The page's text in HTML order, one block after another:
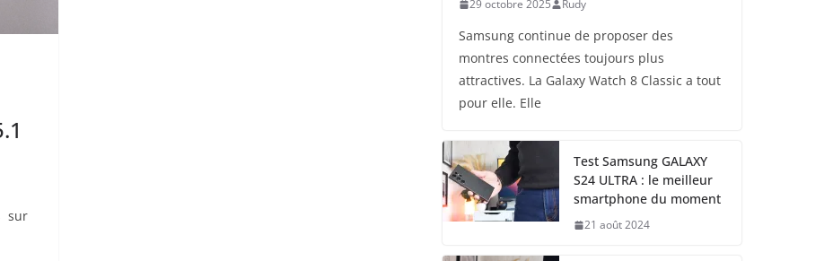
sur
29 octobre 2025 Rudy
Samsung continue de proposer des
montres connectées toujours plus
attractives. La Galaxy Watch 8 Classic a tout
pour elle. Elle
Test Samsung GALAXY
S24 ULTRA : le meilleur
smartphone du moment
21 août 2024